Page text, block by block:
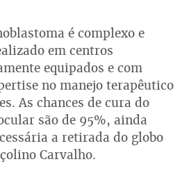
é complexo e
em centros
equipados e com
no manejo terapêutico
As chances de cura do
são de 95%, ainda
a retirada do globo
Carvalho.